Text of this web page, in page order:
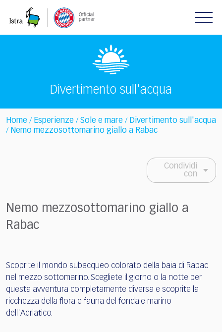
note:
Divertimento sull'acqua
Home / Esperienze / Sole e mare / Divertimento sull'acqua
/ Nemo mezzosottomarino giallo a Rabac
Condividi
con
Nemo mezzosottomarino giallo a
Rabac
Scoprite il mondo subacqueo colorato della baia di Rabac
nel mezzo sottomarino. Scegliete il giorno o la notte per
questa avventura completamente diversa e scoprite la
ricchezza della flora e fauna del fondale marino
dell'Adriatico.